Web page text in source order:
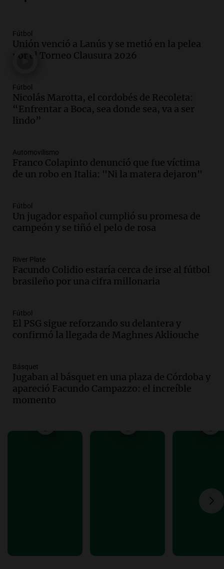
sea, va a ser lindo”
La Cadena del Gol
Episodios
en ludopatía: “Tener el casino en la
mano es muy peligroso”
La Argentina, hoy
Episodios
sobre los parques educativos
Amamos Argentina
Episodios
traerá más lluvias y eventos extremos
durante la primavera
Informados al regreso
restablecer el servicio de electricidad
tras fuertes vientos
Panorama Federal
Audio.
los empresarios del país cree que la
economía mejorará el próximo año
Audio. Carolina Losada: "Faltó que el
oficialismo la explique mejor" sobre la
ley de propiedad privada
Informados al regreso
Audio.Debate en el Senado y protesta
Manifestación en Rosario contra
la ley de Propiedad Privada debatida en
Luis Juez cuestionó la polémica
Fútbol
Unión venció a Lanús y se metió en la pelea
por el Torneo Clausura 2026
Fútbol
Nicolás Marotta, el cordobés de Recoleta:
“Enfrentar a Boca, sea donde sea, va a ser
lindo”
Automovilismo
Franco Colapinto denunció que fue víctima
de un robo en Italia: "Ni la matera dejaron"
Fútbol
Un jugador español cumplió su promesa de
campeón y se tiñó el pelo de rosa
River Plate
Facundo Colidio estaría cerca de irse al fútbol
brasileño por una cifra millonaria
Fútbol
El PSG sigue reforzando su delantera y
confirmó la llegada de Maghnes Akliouche
Básquet
Jugaban al básquet en una plaza de Córdoba y
apareció Facundo Campazzo: el increíble
momento